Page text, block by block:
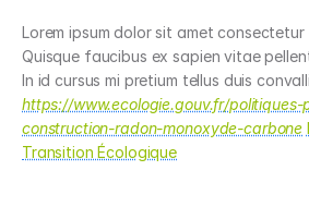
Lorem ipsum dolor sit amet consectetur
Quisque faucibus ex sapien vitae
https://www.ecologie.gouv.fr/
construction-radon-monoxyde-carbone
Transition Écologique